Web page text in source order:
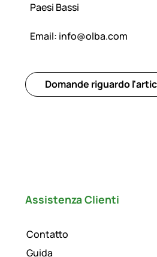
Paesi Bassi
Email: info@olba.com
Domande riguardo
Assistenza Clienti
Contatto
Guida